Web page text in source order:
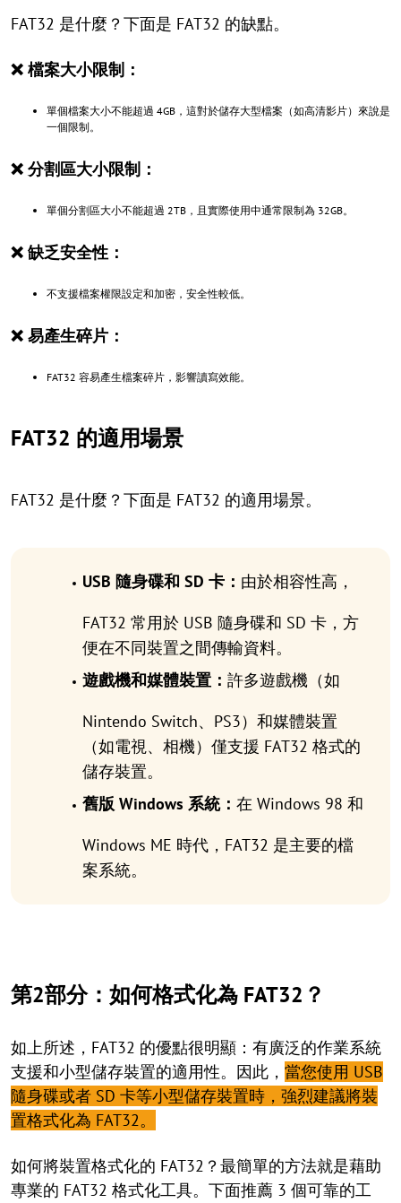
FAT32 是什麼？下面是 FAT32 的缺點。
❌ 檔案大小限制：
單個檔案大小不能超過 4GB，這對於儲存大型檔案（如高清影片）來說是
一個限制。
❌ 分割區大小限制：
單個分割區大小不能超過 2TB，且實際使用中通常限制為 32GB。
❌ 缺乏安全性：
不支援檔案權限設定和加密，安全性較低。
❌ 易產生碎片：
FAT32 容易產生檔案碎片，影響讀寫效能。
FAT32 的適用場景
FAT32 是什麼？下面是 FAT32 的適用場景。
USB 隨身碟和 SD 卡： 由於相容性高，
FAT32 常用於 USB 隨身碟和 SD 卡，方
便在不同裝置之間傳輸資料。
遊戲機和媒體裝置： 許多遊戲機（如
Nintendo Switch、PS3）和媒體裝置
（如電視、相機）僅支援 FAT32 格式的
儲存裝置。
舊版 Windows 系統： 在 Windows 98 和
Windows ME 時代，FAT32 是主要的檔
案系統。
第2部分：如何格式化為 FAT32？
如上所述，FAT32 的優點很明顯：有廣泛的作業系統
支援和小型儲存裝置的適用性。因此， 當您使用 USB
隨身碟或者 SD 卡等小型儲存裝置時，強烈建議將裝
置格式化為 FAT32。
如何將裝置格式化的 FAT32？最簡單的方法就是藉助
專業的 FAT32 格式化工具。下面推薦 3 個可靠的工